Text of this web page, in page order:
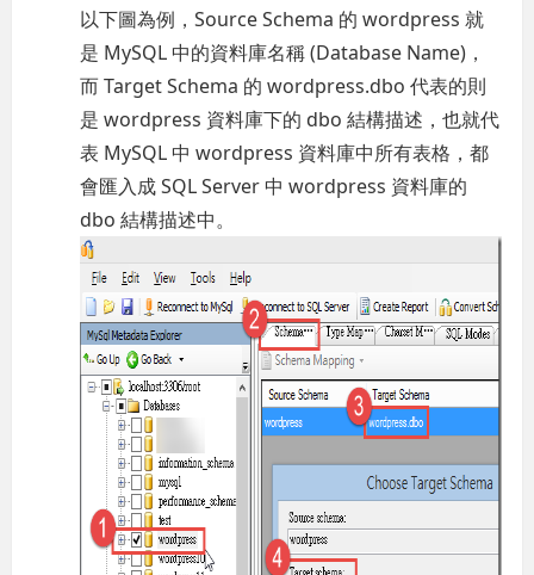
以下圖為例，Source Schema 的 wordpress 就
是 MySQL 中的資料庫名稱 (Database Name)，
而 Target Schema 的 wordpress.dbo 代表的則
是 wordpress 資料庫下的 dbo 結構描述，也就代
表 MySQL 中 wordpress 資料庫中所有表格，都
會匯入成 SQL Server 中 wordpress 資料庫的
dbo 結構描述中。